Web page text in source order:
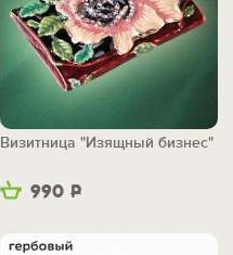
990 Р
Визитница "Изящный бизнес"